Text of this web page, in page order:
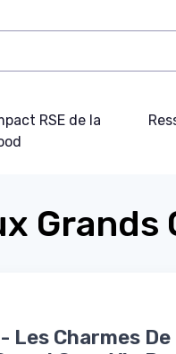
RSE de la
Grands
Les Charmes De